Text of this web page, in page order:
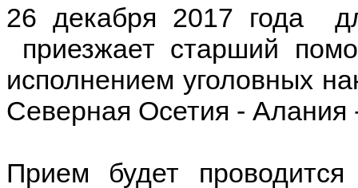
26 декабря 2017 года
приезжает старший
исполнением уголовных
Северная Осетия -
Прием будет